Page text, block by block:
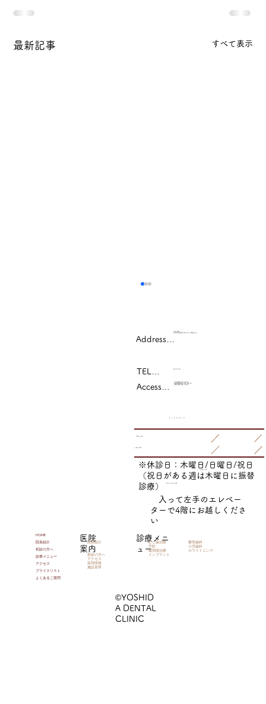
最新記事 すべて表示
7月の診療カレンダー
入って左手のエレベー
ターで4階にお越しくださ
い
Address…
TEL…
・JR大和路線王寺駅 徒歩4分
・近鉄田原本線新王寺駅 徒歩４分
​・近鉄生駒線王寺駅 徒歩7分
Access…
※休診日：木曜日/日曜日/祝日
（祝日がある週は木曜日に振替
診療）
9:00～13:00
HOME
院長紹介
初診の方へ
診療メニュー
アクセス
プライスリスト
よくあるご質問
医院
案内
院長紹介
初診の方へ
アクセス
採用情報
施設基準
診療メニ
ュー
むし歯治療
予防
歯周病治療
インプラント
審美歯科
小児歯科
ホワイトニング
©YOSHID
A DENTAL
CLINIC